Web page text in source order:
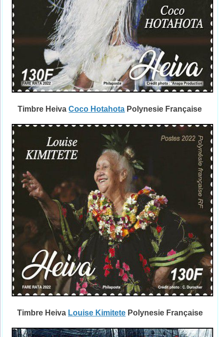
Timbre HeivaCoco Hotahota Polynesie Française
Timbre Heiva Louise Kimitete Polynesie Française